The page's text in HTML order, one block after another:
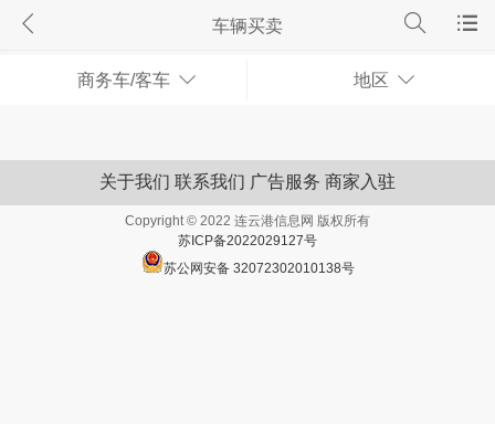
车辆买卖
商务车/客车 地区
关于我们 联系我们 广告服务 商家入驻
Copyright © 2022 连云港信息网 版权所有
苏ICP备2022029127号
苏公网安备 32072302010138号